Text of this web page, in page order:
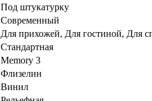
Под штукатурку
Современный
Для прихожей, Для гостиной, Для
Стандартная
Memory 3
Флизелин
Винил